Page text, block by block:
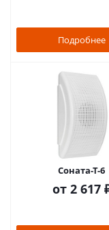
Подробнее
Соната-Т-6
от 2 617